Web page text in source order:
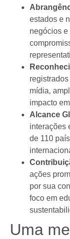
estados e
negócios
mídia,
impacto
Alcance
interações
de 110
ações
por sua
foco em
Uma